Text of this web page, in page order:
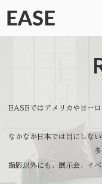
EASEではアメリカやヨー
なかなか日本では目にしな
撮影以外にも、展示会、イ